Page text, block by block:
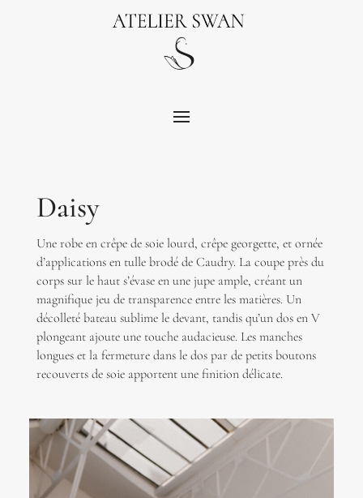
Daisy
Une robe en crêpe de soie lourd, crêpe georgette, et ornée
d’applications en tulle brodé de Caudry. La coupe près du
corps sur le haut s’évase en une jupe ample, créant un
magnifique jeu de transparence entre les matières. Un
décolleté bateau sublime le devant, tandis qu’un dos en V
plongeant ajoute une touche audacieuse. Les manches
longues et la fermeture dans le dos par de petits boutons
recouverts de soie apportent une finition délicate.